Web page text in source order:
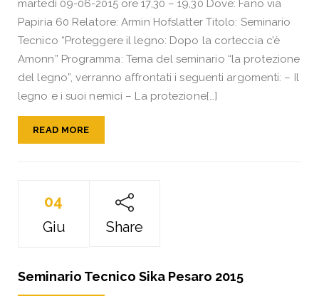
martedì 09-06-2015 ore 17,30 – 19,30 Dove: Fano via
Papiria 60 Relatore: Armin Hofslatter Titolo: Seminario
Tecnico “Proteggere il legno: Dopo la corteccia c’è
Amonn” Programma: Tema del seminario “la protezione
del legno”, verranno affrontati i seguenti argomenti: – Il
legno e i suoi nemici – La protezione[…]
READ MORE
04
Giu Share
Seminario Tecnico Sika Pesaro 2015